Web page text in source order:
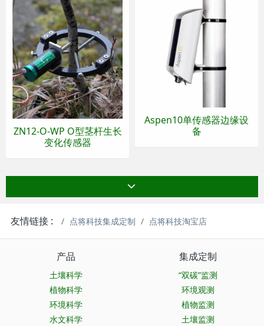
Aspen10单传感器边缘设
备
ZN12-O-WP O型茎杆生长
变化传感器
友情链接 : 点将科技集成定制 点将科技淘宝店
产品
土壤科学
植物科学
环境科学
水文科学
集成定制
“双碳”监测
环境观测
植物监测
土壤监测